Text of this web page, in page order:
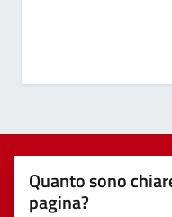
Quanto sono
pagina?